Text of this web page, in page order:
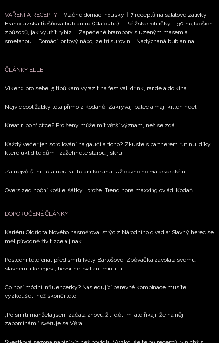
Přihlášením k newsletteru souhlasíte sObchodními
podmínkami společnosti BurdaMedia Extra s.r.o.
potvrzujete, že jste se seznámili se Zásadami
Vašimi údaji pracovat zejména k organizaci a
informace od našich partnerů? Pokud souhlasíte se
soukromí BurdaMedia Extra s.r.o., zaškrtněte toto pole.
VAŘENÍ A RECEPTY Vláčné domácí housky | 7 receptů na salátové zálivky |
Francouzská třešňová bublanina (Clafoutis) | Pařížské rohlíčky | 30 nejlepších
způsobů, jak využít rybíz | Zapečené brambory s uzeným masem a
smetanou | Domácí iontový nápoj ze tří surovin | Nadýchaná bublanina
ČLÁNKY ELLE
Víkend pro sebe: 5 tipů kam vyrazit na festival, drink, rande a do kina
Nejvíc cool žabky léta přímo z Kodaně. Zakrývají palec a mají kitten heel
Kreatin po třicítce? Pro ženy může mít větší význam, než se zdá
Každý večer jen scrollování na gauči a ticho? Zkuste s partnerem rutinu, díky
které uklidíte dům i zažehnete starou jiskru
Za největší hit léta neutratíte ani korunu. Už dávno ho máte ve skříni
Oversized noční košile, šátky i brože. Trend nona maxxing ovládl Kodaň
DOPORUČENÉ ČLÁNKY
Kariéru Oldřicha Nového nasměroval strýc z Národního divadla: Slavný herec se
měl původně živit zcela jinak
Poslední telefonát před smrtí Ivety Bartošové: Zpěvačka zavolala svému
slavnému kolegovi, hovor netrval ani minutu
Co nosí módní influencerky? Následující barevné kombinace musíte
vyzkoušet, než skončí léto
„Po smrti manžela jsem začala znovu žít, děti mi ale říkají, že na něj
zapomínám,“ svěřuje se Věra